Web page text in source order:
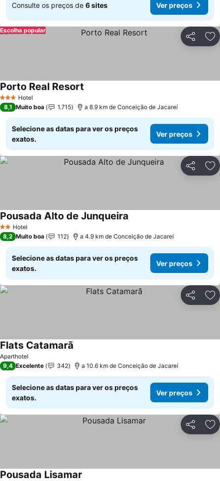
Consulte os preços de 6 sites Ver preços
Partilhar
Escolha popular
3 EstrelasHotel
Porto Real Resort
8,1 Muito boa 1.715 a 8.9 km de Conceição de Jacareí
Selecione as datas para ver os preços
exatos.
Ver preços
Partilhar
2 Estrelas
Hotel
Pousada Alto de Junqueira
8,2 Muito boa 112 a 4.9 km de Conceição de Jacareí
Selecione as datas para ver os preços
exatos.
Ver preços
Partilhar
Aparthotel
Flats Catamarã
9,4 Excelente 342 a 10.6 km de Conceição de Jacareí
Selecione as datas para ver os preços
exatos.
Ver preços
Partilhar
Pousada Lisamar